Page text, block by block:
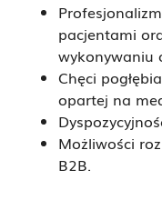
pacjentami
wykonywaniu
Chęci
opartej na
Możliwości
B2B.